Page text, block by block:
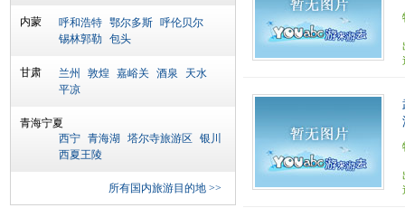
内蒙 呼和浩特 鄂尔多斯 呼伦贝尔
锡林郭勒 包头
甘肃 兰州 敦煌 嘉峪关 酒泉
天水
平凉
青海宁夏
西宁 青海湖 塔尔寺旅游区
银川
西夏王陵
所有国内旅游目的地 >>